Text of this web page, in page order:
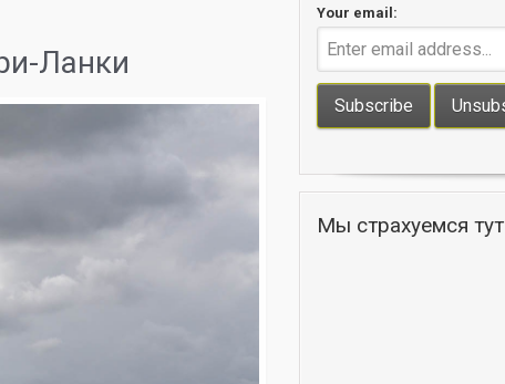
Ланки
Your email:
Мы страхуемся тут